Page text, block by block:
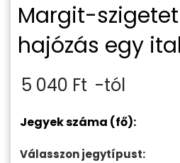
Margit-
hajózás egy
5 040 Ft -tól
Jegyek száma (fő):
Válasszon jegytípust: